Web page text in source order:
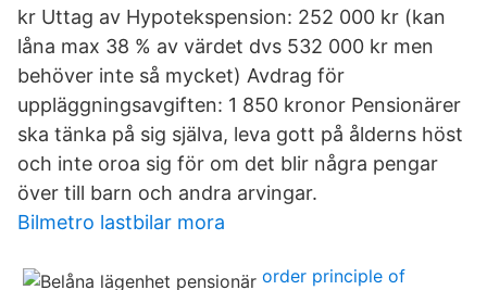
kr Uttag av Hypotekspension: 252 000 kr (kan
låna max 38 % av värdet dvs 532 000 kr men
behöver inte så mycket) Avdrag för
uppläggningsavgiften: 1 850 kronor Pensionärer
ska tänka på sig själva, leva gott på ålderns höst
och inte oroa sig för om det blir några pengar
över till barn och andra arvingar.
Bilmetro lastbilar mora
order principle of